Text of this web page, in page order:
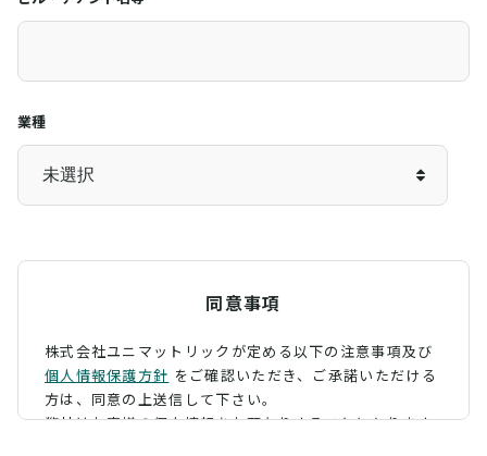
業種
同意事項
株式会社ユニマットリックが定める以下の注意事項及び
個人情報保護方針 をご確認いただき、 ご承諾いただける
方は、同意の上送信して下さい。
弊社はお客様の個人情報をお預かりすることになります